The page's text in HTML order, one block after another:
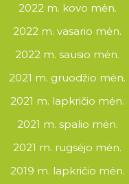
2022 m. kovo mėn.
2022 m. vasario mėn.
2022 m. sausio mėn.
2021 m. gruodžio mėn.
2021 m. lapkričio mėn.
2021 m. spalio mėn.
2021 m. rugsėjo mėn.
2019 m. lapkričio mėn.